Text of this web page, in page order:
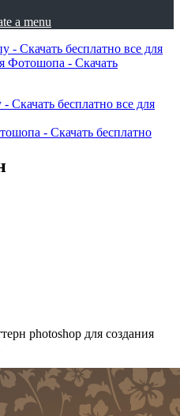
a menu
Скачать бесплатно все для
Фотошопа - Скачать
бесплатно все для
- Скачать бесплатно
photoshop для создания